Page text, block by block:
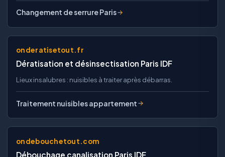
Changement de serrure Paris
onderatisetout.fr
Dératisation et désinsectisation Paris IDF
Lieux insalubres : nuisibles à traiter après débarras.
Traitement nuisibles appartement
ondebouchetout.com
Débouchage canalisation Paris IDF